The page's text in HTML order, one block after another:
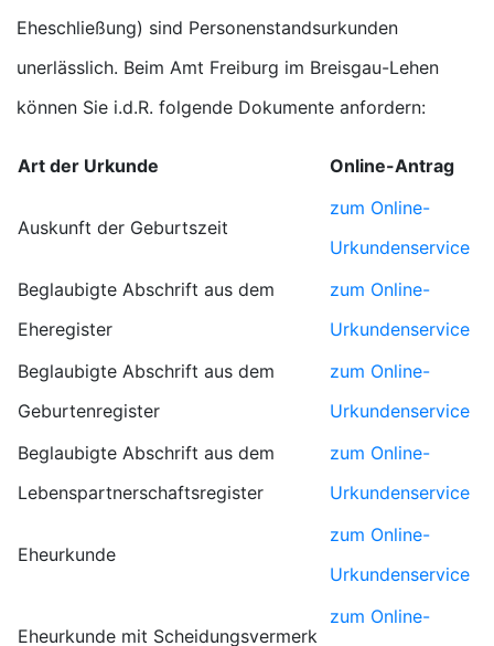
Eheschließung) sind Personenstandsurkunden
unerlässlich. Beim Amt Freiburg im Breisgau-Lehen
können Sie i.d.R. folgende Dokumente anfordern:
Art der Urkunde Online-Antrag
Auskunft der Geburtszeit
zum Online-
Urkundenservice
Beglaubigte Abschrift aus dem
Eheregister
zum Online-
Urkundenservice
Beglaubigte Abschrift aus dem
Geburtenregister
zum Online-
Urkundenservice
Beglaubigte Abschrift aus dem
Lebenspartnerschaftsregister
zum Online-
Urkundenservice
Eheurkunde
zum Online-
Urkundenservice
Eheurkunde mit Scheidungsvermerk
zum Online-